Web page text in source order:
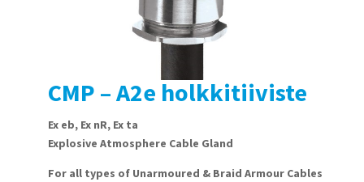
CMP – A2e holkkitiiviste
Ex eb, Ex nR, Ex ta
Explosive Atmosphere Cable Gland
For all types of Unarmoured & Braid Armour Cables